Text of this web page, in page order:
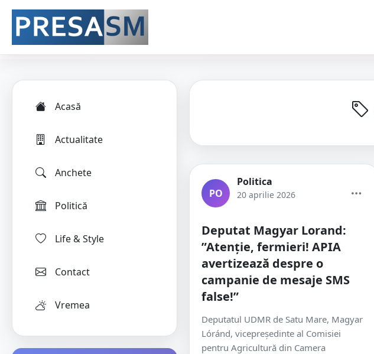
Acasă
Actualitate
Anchete
Politică
Life & Style
Contact
Vremea
PO
Politica
20 aprilie 2026
Deputat Magyar Lorand:
”Atenție, fermieri! APIA
avertizează despre o
campanie de mesaje SMS
false!”
Deputatul UDMR de Satu Mare, Magyar
Lóránd, vicepreședinte al Comisiei
pentru Agricultură din Camera